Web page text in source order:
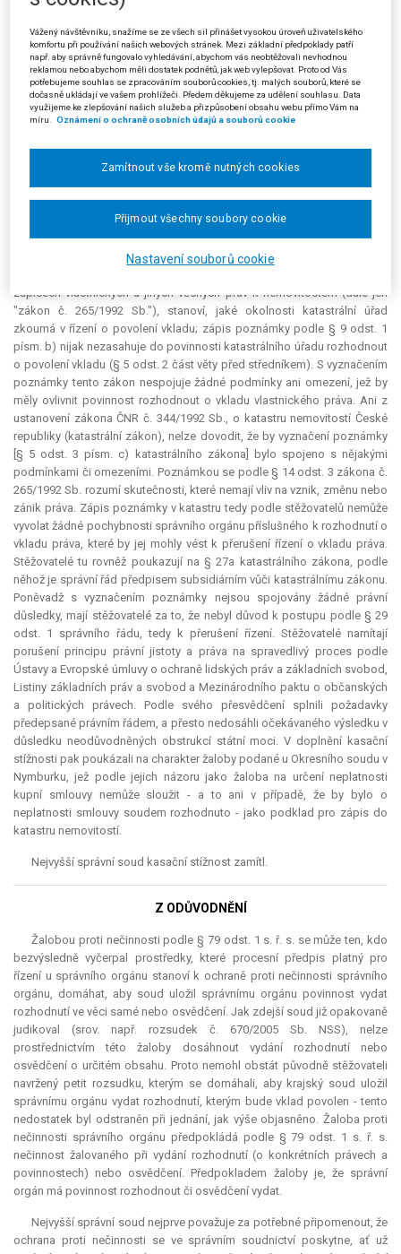
opakovaně žádali. Postup katastrálního úřadu nebyl v souladu se
zákonem, neboť zápis poznámky nemá vliv na vznik nebo zánik práva, a
nijak nebrání tomu, aby byl vklad povolen. V petitu žaloby navrhovali, aby
soud stanovil žalovanému povinnost vydat rozhodnutí o povolení vkladu
vlastnického práva do 15 dnů ve prospěch žalobců. Při soudním jednání
změnili návrh petitu tak, že požadovali, aby krajský soud uložil
žalovanému pokračovat v řízení a do 15 dnů od právní moci rozsudku ve
Krajský soud žalobu zamítl jako nedůvodnou, neboť dospěl k závěru,
že se nejedná o nezákonnou nečinnost.
Proti rozsudku podali žalobci (stěžovatelé) kasační stížnost z
důvodů uvedených v § 103 odst. 1 písm. a) a d) s. ř. s. Krajský soud
podle jejich názoru nesprávně posoudil důvodnost použití § 29 odst. 1
zápisech vlastnických a jiných věcných práv k nemovitostem (dále jen
"zákon č. 265/1992 Sb."), stanoví, jaké okolnosti katastrální úřad
zkoumá v řízení o povolení vkladu; zápis poznámky podle § 9 odst. 1
písm. b) nijak nezasahuje do povinnosti katastrálního úřadu rozhodnout
o povolení vkladu (§ 5 odst. 2 část věty před středníkem). S vyznačením
poznámky tento zákon nespojuje žádné podmínky ani omezení, jež by
měly ovlivnit povinnost rozhodnout o vkladu vlastnického práva. Ani z
ustanovení zákona ČNR č. 344/1992 Sb., o katastru nemovitostí České
republiky (katastrální zákon), nelze dovodit, že by vyznačení poznámky
[§ 5 odst. 3 písm. c) katastrálního zákona] bylo spojeno s nějakými
podmínkami či omezeními. Poznámkou se podle § 14 odst. 3 zákona č.
265/1992 Sb. rozumí skutečnosti, které nemají vliv na vznik, změnu nebo
zánik práva. Zápis poznámky v katastru tedy podle stěžovatelů nemůže
vyvolat žádné pochybnosti správního orgánu příslušného k rozhodnutí o
vkladu práva, které by jej mohly vést k přerušení řízení o vkladu práva.
Stěžovatelé tu rovněž poukazují na § 27a katastrálního zákona, podle
něhož je správní řád předpisem subsidiárním vůči katastrálnímu zákonu.
Poněvadž s vyznačením poznámky nejsou spojovány žádné právní
důsledky, mají stěžovatelé za to, že nebyl důvod k postupu podle § 29
odst. 1 správního řádu, tedy k přerušení řízení. Stěžovatelé namítají
porušení principu právní jistoty a práva na spravedlivý proces podle
Ústavy a Evropské úmluvy o ochraně lidských práv a základních svobod,
Listiny základních práv a svobod a Mezinárodního paktu o občanských
a politických právech. Podle svého přesvědčení splnili požadavky
předepsané právním řádem, a přesto nedosáhli očekávaného výsledku v
důsledku neodůvodněných obstrukcí státní moci. V doplnění kasační
stížnosti pak poukázali na charakter žaloby podané u Okresního soudu v
Nymburku, jež podle jejich názoru jako žaloba na určení neplatnosti
kupní smlouvy nemůže sloužit - a to ani v případě, že by bylo o
neplatnosti smlouvy soudem rozhodnuto - jako podklad pro zápis do
katastru nemovitostí.
Nejvyšší správní soud kasační stížnost zamítl.
Z ODŮVODNĚNÍ
Žalobou proti nečinnosti podle § 79 odst. 1 s. ř. s. se může ten, kdo
bezvýsledně vyčerpal prostředky, které procesní předpis platný pro
řízení u správního orgánu stanoví k ochraně proti nečinnosti správního
orgánu, domáhat, aby soud uložil správnímu orgánu povinnost vydat
rozhodnutí ve věci samé nebo osvědčení. Jak zdejší soud již opakovaně
judikoval (srov. např. rozsudek č. 670/2005 Sb. NSS), nelze
prostřednictvím této žaloby dosáhnout vydání rozhodnutí nebo
osvědčení o určitém obsahu. Proto nemohl obstát původně stěžovateli
navržený petitrozsudku, kterým se domáhali, aby krajský soud uložil
správnímu orgánu vydat rozhodnutí, kterým bude vklad povolen - tento
nedostatek byl odstraněn při jednání, jak výše objasněno. Žaloba proti
nečinnosti správního orgánu předpokládá podle § 79 odst. 1 s. ř. s.
nečinnost žalovaného při vydání rozhodnutí (o konkrétních právech a
povinnostech) nebo osvědčení. Předpokladem žaloby je, že správní
orgán má povinnost rozhodnout či osvědčení vydat.
Nejvyšší správní soud nejprve považuje za potřebné připomenout, že
ochrana proti nečinnosti se ve správním soudnictví poskytne, ať už
Vážený návštěvníku, snažíme se ze všech sil přinášet vysokou úroveň uživatelského
komfortu při používání našich webových stránek. Mezi základní předpoklady patří
např. aby správně fungovalo vyhledávání, abychom vás neobtěžovali nevhodnou
reklamou nebo abychom měli dostatek podnětů, jak web vylepšovat. Proto od Vás
potřebujeme souhlas se zpracováním souborů cookies, tj. malých souborů, které se
dočasně ukládají ve vašem prohlížeči. Předem děkujeme za udělení souhlasu. Data
využijeme ke zlepšování našich služeb a přizpůsobení obsahu webu přímo Vám na
míru.
Oznámení o ochraně osobních údajů a souborů cookie
Nastavení souborů cookie
Zamítnout vše kromě nutných cookies
Přijmout všechny soubory cookie